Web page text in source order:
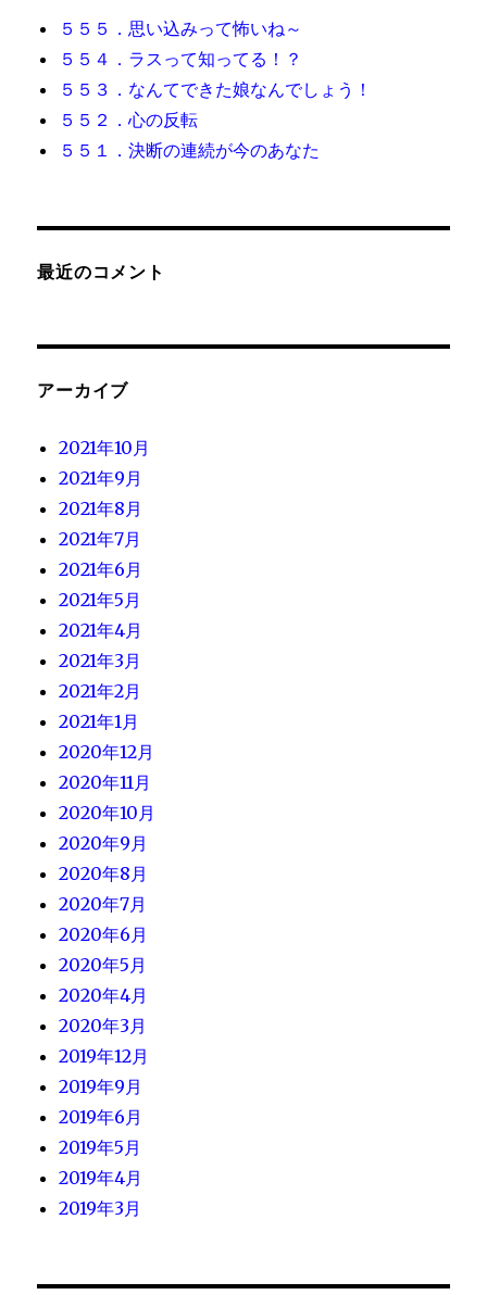
５５５．思い込みって怖いね～
５５４．ラスって知ってる！？
５５３．なんてできた娘なんでしょう！
５５２．心の反転
５５１．決断の連続が今のあなた
最近のコメント
アーカイブ
2021年10月
2021年9月
2021年8月
2021年7月
2021年6月
2021年5月
2021年4月
2021年3月
2021年2月
2021年1月
2020年12月
2020年11月
2020年10月
2020年9月
2020年8月
2020年7月
2020年6月
2020年5月
2020年4月
2020年3月
2019年12月
2019年9月
2019年6月
2019年5月
2019年4月
2019年3月